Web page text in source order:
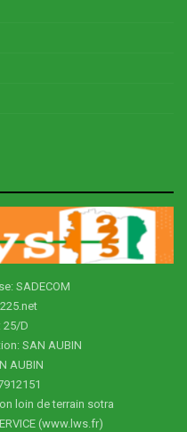
SADECOM
25/D
SAN AUBIN
AUBIN
loin de terrain sotra
(www.lws.fr)